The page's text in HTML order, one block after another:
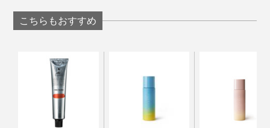
こちらもおすすめ